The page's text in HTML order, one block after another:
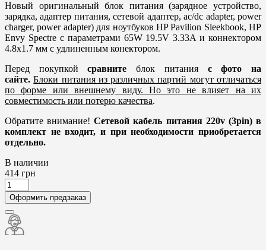
Новый оригинальный блок питания (зарядное устройство,
зарядка, адаптер питания, сетевой адаптер, ac/dc adapter, power
charger, power adapter) для ноутбуков HP Pavilion Sleekbook, HP
Envy Spectre с параметрами 65W 19.5V 3.33A и коннектором
4.8х1.7 мм с удлиненным конектором.
Перед покупкойсравните блок питания с фото на
сайте.Блоки питания из различных партий могут отличаться
по форме или внешнему виду. Но это не влияет на их
совместимость или потерю качества.
Обратите внимание!Сетевой кабель питания 220v (3pin) в
комплект не входит, и при необходимости приобретается
отдельно.
В наличии
414 грн
Оформить предзаказ